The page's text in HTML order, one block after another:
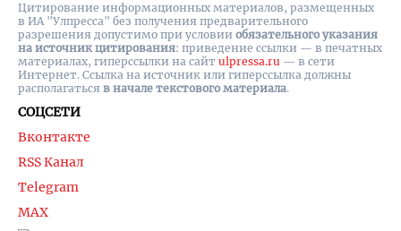
СОЦСЕТИ
Вконтакте
RSS Канал
Telegram
MAX
Цитирование информационных материалов, размещенных
в ИА "Улпресса" без получения предварительного
разрешения допустимо при условии обязательного указания
на источник цитирования: приведение ссылки — в печатных
материалах, гиперссылки на cайт ulpressa.ru — в сети
Интернет. Ссылка на источник или гиперссылка должны
располагаться в начале текстового материала.